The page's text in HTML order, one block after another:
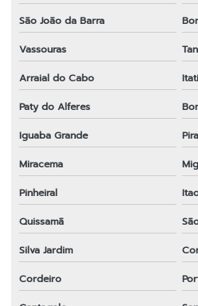
Preço de faca para roçadeira
Roçadeira em sp
Sabre para motosserra em sp
Tambor de embreagem para
Transmissão completa para roçadeira
Transmissão para roçadeira 28x9
Transmissão para roçadeira
Venda de peças para roçadeiras
São João da Barra
Vassouras
Arraial do Cabo
Paty do Alferes
Iguaba Grande
Miracema
Pinheiral
Quissamã
Silva Jardim
Cordeiro